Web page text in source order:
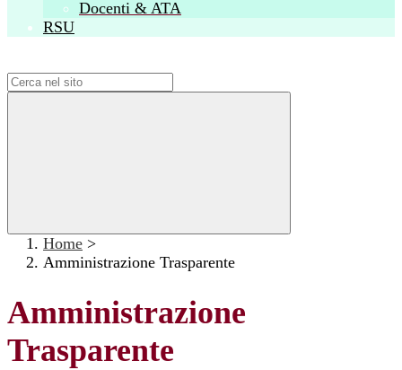
Docenti & ATA
RSU
Home >
Amministrazione Trasparente
Amministrazione
Trasparente